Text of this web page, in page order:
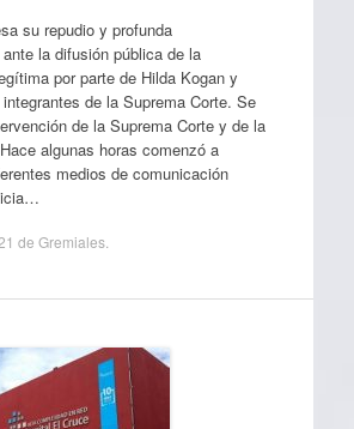
su repudio y profunda
la difusión pública de la
por parte de Hilda Kogan y
de la Suprema Corte. Se
de la Suprema Corte y de la
algunas horas comenzó a
medios de comunicación
de Gremiales.